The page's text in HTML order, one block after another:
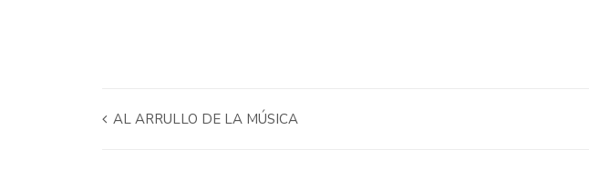
AL ARRULLO DE LA MÚSICA